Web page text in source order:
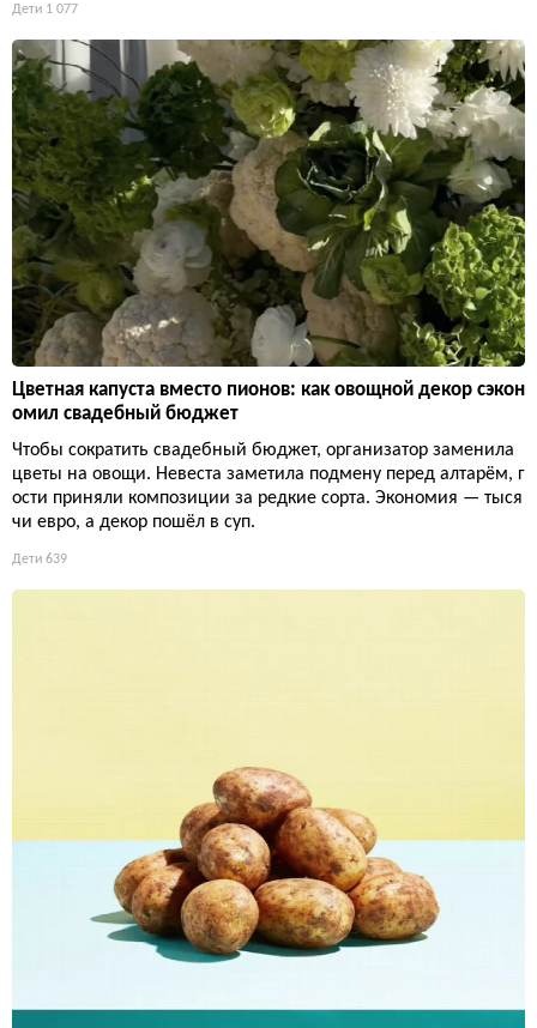
Дети 1 077
Цветная капуста вместо пионов: как овощной декор сэкон
омил свадебный бюджет
Чтобы сократить свадебный бюджет, организатор заменила
цветы на овощи. Невеста заметила подмену перед алтарём, г
ости приняли композиции за редкие сорта. Экономия — тыся
чи евро, а декор пошёл в суп.
Дети 639